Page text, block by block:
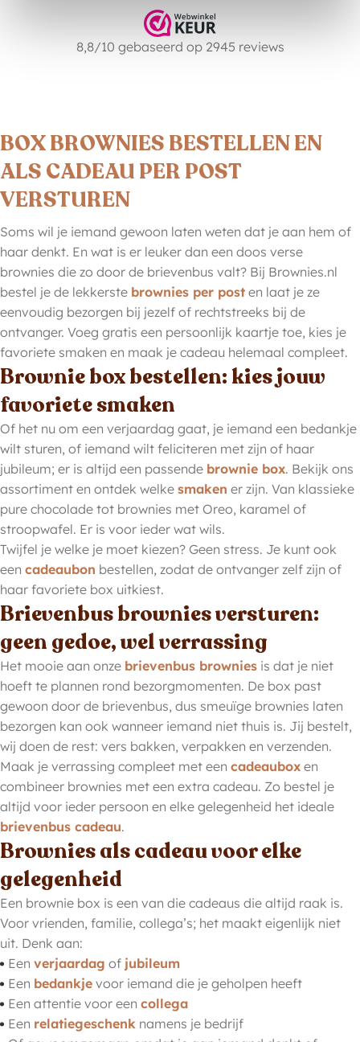
8,8/10 gebaseerd op 2945 reviews
BOX BROWNIES BESTELLEN EN
ALS CADEAU PER POST
VERSTUREN
Soms wil je iemand gewoon laten weten dat je aan hem of
haar denkt. En wat is er leuker dan een doos verse
brownies die zo door de brievenbus valt? Bij Brownies.nl
bestel je de lekkerste brownies per post en laat je ze
eenvoudig bezorgen bij jezelf of rechtstreeks bij de
ontvanger. Voeg gratis een persoonlijk kaartje toe, kies je
favoriete smaken en maak je cadeau helemaal compleet.
Brownie box bestellen: kies jouw
favoriete smaken
Of het nu om een verjaardag gaat, je iemand een bedankje
wilt sturen, of iemand wilt feliciteren met zijn of haar
jubileum; er is altijd een passende brownie box. Bekijk ons
assortiment en ontdek welke smaken er zijn. Van klassieke
pure chocolade tot brownies met Oreo, karamel of
stroopwafel. Er is voor ieder wat wils.
Twijfel je welke je moet kiezen? Geen stress. Je kunt ook
een cadeaubon bestellen, zodat de ontvanger zelf zijn of
haar favoriete box uitkiest.
Brievenbus brownies versturen:
geen gedoe, wel verrassing
Het mooie aan onze brievenbus brownies is dat je niet
hoeft te plannen rond bezorgmomenten. De box past
gewoon door de brievenbus, dus smeuïge brownies laten
bezorgen kan ook wanneer iemand niet thuis is. Jij bestelt,
wij doen de rest: vers bakken, verpakken en verzenden.
Maak je verrassing compleet met een cadeaubox en
combineer brownies met een extra cadeau. Zo bestel je
altijd voor ieder persoon en elke gelegenheid het ideale
brievenbus cadeau.
Brownies als cadeau voor elke
gelegenheid
Een brownie box is een van die cadeaus die altijd raak is.
Voor vrienden, familie, collega’s; het maakt eigenlijk niet
uit. Denk aan:
Een verjaardag of jubileum
Een bedankje voor iemand die je geholpen heeft
Een attentie voor een collega
Een relatiegeschenk namens je bedrijf